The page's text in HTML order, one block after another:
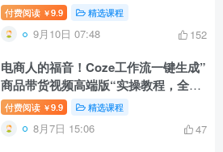
付费阅读 ￥9.9 精选课程
9月10日 07:48 152
电商人的福音！Coze工作流一键生成”
商品带货视频高端版“实操教程，全程
保姆级搭建教学教程
付费阅读 ￥9.9 精选课程
8月7日 15:06 47